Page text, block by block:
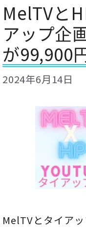
MelTVと
アップ企
が99,900
2024年6月14日
MelTVとタイア